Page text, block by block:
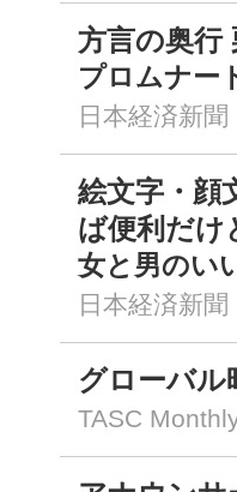
方言の奥行
プロムナー
日本経済新
絵文字・顔
ば便利だけ
女と男のい
日本経済新聞
グローバル
TASC